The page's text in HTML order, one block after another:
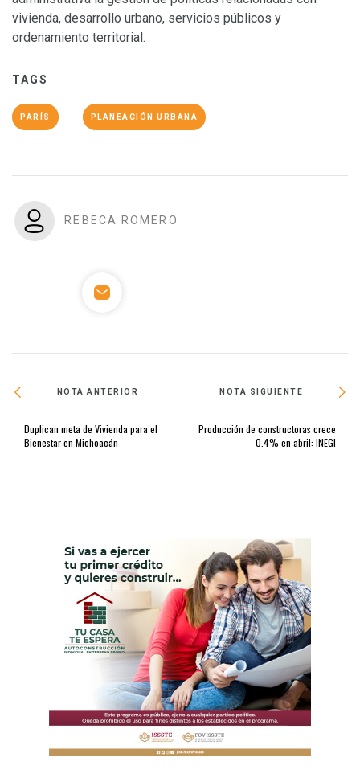
vivienda, desarrollo urbano, servicios públicos y
ordenamiento territorial.
TAGS
PARÍS PLANEACIÓN URBANA
REBECA ROMERO
NOTA ANTERIOR
Duplican meta de Vivienda para el
Bienestar en Michoacán
NOTA SIGUIENTE
Producción de constructoras crece
0.4% en abril: INEGI